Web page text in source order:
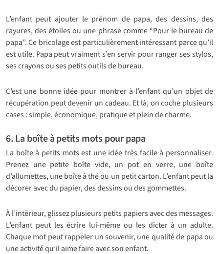
L’enfant peut ajouter le prénom de papa, des dessins, des
rayures, des étoiles ou une phrase comme “Pour le bureau de
papa”. Ce bricolage est particulièrement intéressant parce qu’il
est utile. Papa peut vraiment s’en servir pour ranger ses stylos,
ses crayons ou ses petits outils de bureau.
C’est une bonne idée pour montrer à l’enfant qu’un objet de
récupération peut devenir un cadeau. Et là, on coche plusieurs
cases : simple, économique, pratique et plein de charme.
6. La boîte à petits mots pour papa
La boîte à petits mots est une idée très facile à personnaliser.
Prenez une petite boîte vide, un pot en verre, une boîte
d’allumettes, une boîte à thé ou un petit carton. L’enfant peut la
décorer avec du papier, des dessins ou des gommettes.
À l’intérieur, glissez plusieurs petits papiers avec des messages.
L’enfant peut les écrire lui-même ou les dicter à un adulte.
Chaque mot peut rappeler un souvenir, une qualité de papa ou
une activité qu’il aime faire avec son enfant.